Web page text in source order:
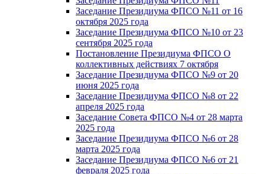
Заседание Президиума ФПСО №11 от 16
октября 2025 года
Заседание Президиума ФПСО №10 от 23
сентября 2025 года
Постановление Президиума ФПСО О
коллективных действиях 7 октября
Заседание Президиума ФПСО №9 от 20
июня 2025 года
Заседание Президиума ФПСО №8 от 22
апреля 2025 года
Заседание Совета ФПСО №4 от 28 марта
2025 года
Заседание Президиума ФПСО №6 от 28
марта 2025 года
Заседание Президиума ФПСО №6 от 21
февраля 2025 года